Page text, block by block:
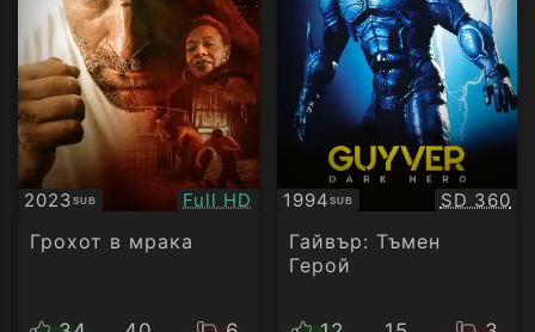
2023SUB
Субтитри Качество:
Full HD
Грохот в мрака
1994SUB
Субтитри SD 360
Гайвър: Тъмен
Герой